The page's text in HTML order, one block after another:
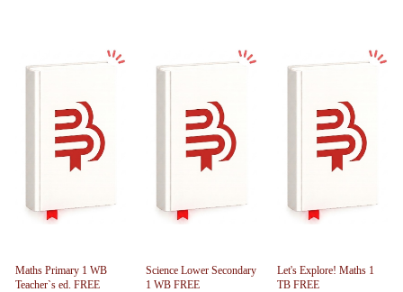
Maths Primary 1 WB
Teacher`s ed. FREE
Science Lower Secondary
1 WB FREE
Let's Explore! Maths 1
TB FREE